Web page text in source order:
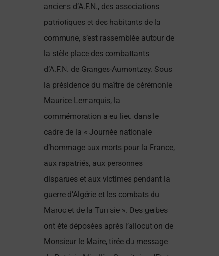
anciens d’A.F.N., des associations
patriotiques et des habitants de la
commune, s’est rassemblée autour de
la stèle place des combattants
d’A.F.N. de Granges-Aumontzey. Sous
la présidence du maître de cérémonie
Maurice Lemarquis, la
commémoration a eu lieu dans le
cadre de la « Journée nationale
d’hommage aux morts pour la France,
aux rapatriés, aux personnes
disparues et aux victimes pendant la
guerre d’Algérie et les combats du
Maroc et de la Tunisie ». Des gerbes
ont été déposées après l’allocution de
Monsieur le Maire, tirée du message